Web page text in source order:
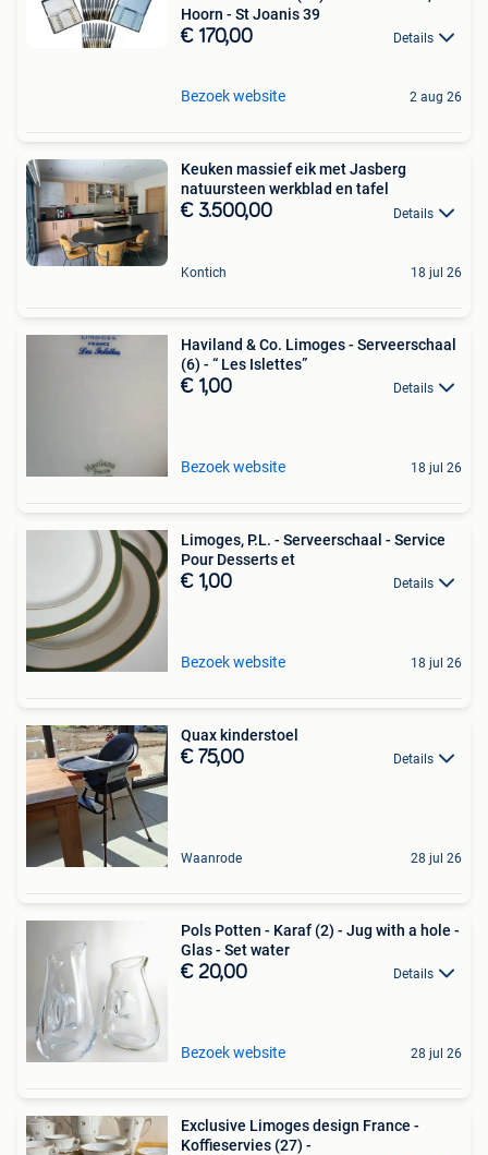
Hoorn - St Joanis 39
€ 170,00 Details
Bezoek website 2 aug 26
Keuken massief eik met Jasberg
natuursteen werkblad en tafel
€ 3.500,00 Details
Kontich 18 jul 26
Haviland & Co. Limoges - Serveerschaal
(6) - “ Les Islettes”
€ 1,00 Details
Bezoek website 18 jul 26
Limoges, P.L. - Serveerschaal - Service
Pour Desserts et
€ 1,00 Details
Bezoek website 18 jul 26
Quax kinderstoel
€ 75,00 Details
Waanrode 28 jul 26
Pols Potten - Karaf (2) - Jug with a hole -
Glas - Set water
€ 20,00 Details
Bezoek website 28 jul 26
Exclusive Limoges design France -
Koffieservies (27) -